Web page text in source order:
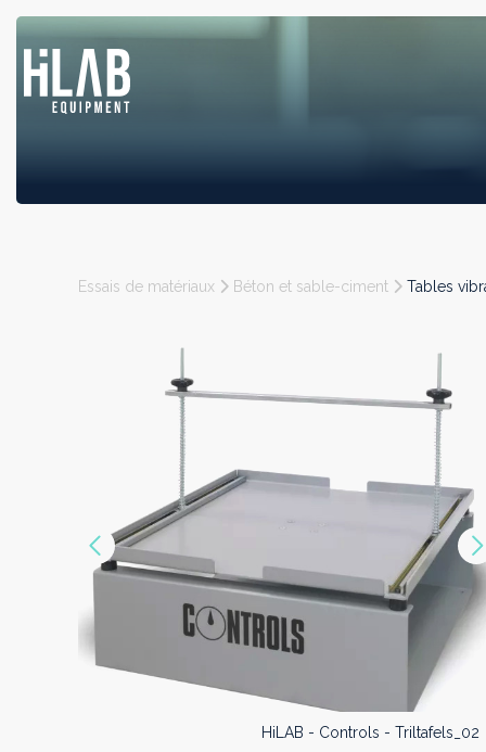
Essais de matériaux Béton et sable-ciment Tables
Précédent
HiLAB - Controls - Triltafels_03